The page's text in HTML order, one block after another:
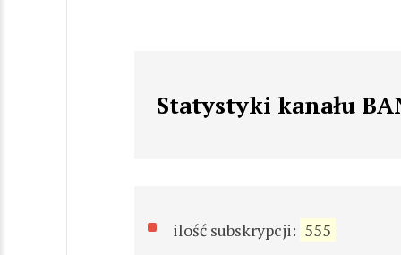
Statystyki kanału
ilość subskrypcji: 555